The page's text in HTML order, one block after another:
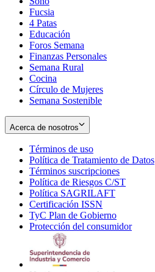
in
new
window
Fucsia
in
new
window
4 Patas
Educación
Foros Semana
Finanzas Personales
Semana Rural
Cocina
Círculo de Mujeres
Semana Sostenible
Acerca de nosotros
Términos de uso
in
new
window
Política de Tratamiento de Datos
Términos suscripciones
in
Política de Riesgos C/ST
Política SAGRILAFT
new
window
Certificación ISSN
in
new
TyC Plan de Gobierno
in
Protección del consumidorOpens